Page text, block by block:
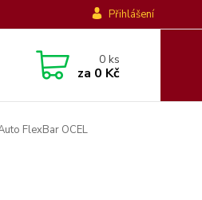
Přihlášení
0ks
za 0 Kč
FlexBar OCEL